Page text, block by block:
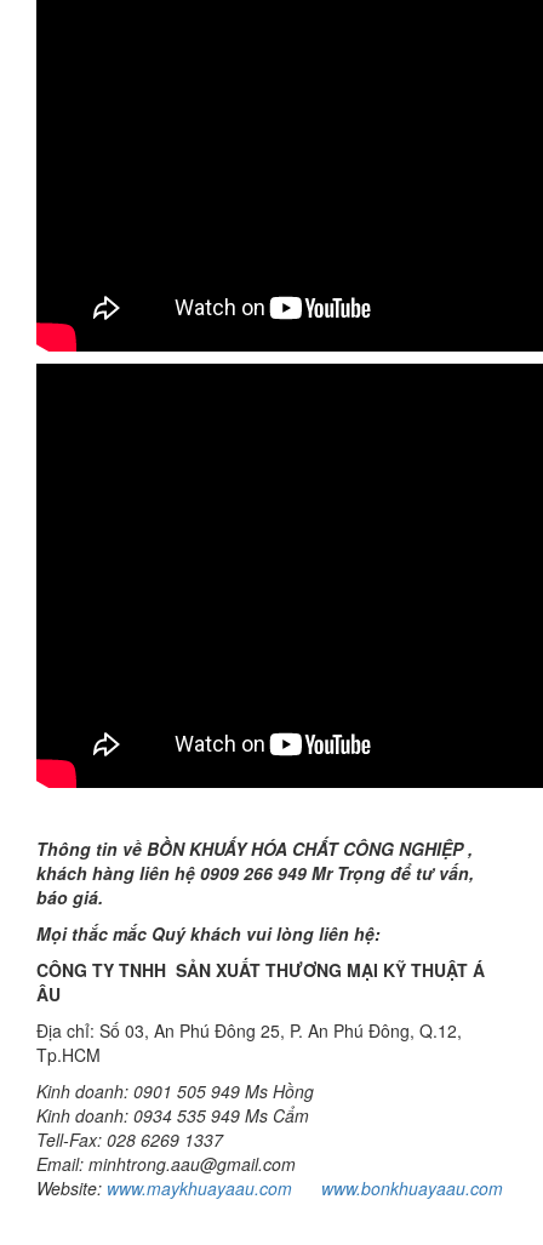
Thông tin về BỒN KHUẤY HÓA CHẤT CÔNG NGHIỆP ,
khách hàng liên hệ 0909 266 949 Mr Trọng để tư vấn,
báo giá.
Mọi thắc mắc Quý khách vui lòng liên hệ:
CÔNG TY TNHH SẢN XUẤT THƯƠNG MẠI KỸ THUẬT Á
ÂU
Địa chỉ: Số 03, An Phú Đông 25, P. An Phú Đông, Q.12,
Tp.HCM
Kinh doanh: 0901 505 949 Ms Hồng
Kinh doanh: 0934 535 949 Ms Cẩm
Tell-Fax: 028 6269 1337
Email: minhtrong.aau@gmail.com
Website: www.maykhuayaau.com www.bonkhuayaau.com